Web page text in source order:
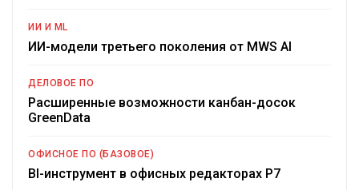
ИИ И ML
ИИ-модели третьего поколения от MWS AI
ДЕЛОВОЕ ПО
Расширенные возможности канбан-досок
GreenData
ОФИСНОЕ ПО (БАЗОВОЕ)
BI-инструмент в офисных редакторах Р7